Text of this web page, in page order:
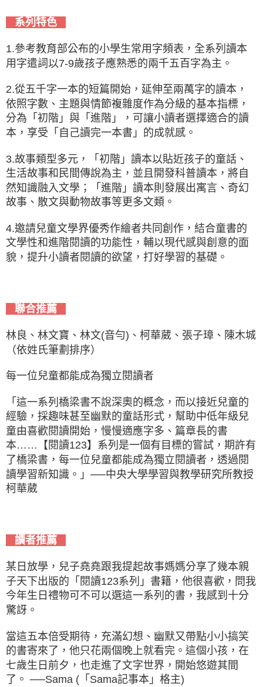
系列特色
1.參考教育部公布的小學生常用字頻表，全系列讀本
用字遣詞以7-9歲孩子應熟悉的兩千五百字為主。
2.從五千字一本的短篇開始，延伸至兩萬字的讀本，
依照字數、主題與情節複雜度作為分級的基本指標，
分為「初階」與「進階」，可讓小讀者選擇適合的讀
本，享受「自己讀完一本書」的成就感。
3.故事類型多元，「初階」讀本以貼近孩子的童話、
生活故事和民間傳說為主，並且開發科普讀本，將自
然知識融入文學；「進階」讀本則發展出寓言、奇幻
故事、散文與動物故事等更多文類。
4.邀請兒童文學界優秀作繪者共同創作，結合童書的
文學性和進階閱讀的功能性，輔以現代感與創意的面
貌，提升小讀者閱讀的欲望，打好學習的基礎。
聯合推薦
林良、林文寶、林文(音勻)、柯華葳、張子璋、陳木城
（依姓氏筆劃排序）
每一位兒童都能成為獨立閱讀者
「這一系列橋梁書不說深奧的概念，而以接近兒童的
經驗，採趣味甚至幽默的童話形式，幫助中低年級兒
童由喜歡閱讀開始，慢慢適應字多、篇章長的書
本……【閱讀123】系列是一個有目標的嘗試，期許有
了橋梁書，每一位兒童都能成為獨立閱讀者，透過閱
讀學習新知識。」──中央大學學習與教學研究所教授
柯華葳
讀者推薦
某日放學，兒子堯堯跟我提起故事媽媽分享了幾本親
子天下出版的「閱讀123系列」書籍，他很喜歡，問我
今年生日禮物可不可以選這一系列的書，我感到十分
驚訝。
當這五本倍受期待，充滿幻想、幽默又帶點小小搞笑
的書寄來了，他只花兩個晚上就看完。這個小孩，在
七歲生日前夕，也走進了文字世界，開始悠遊其間
了。 ──Sama (「Sama記事本」格主)